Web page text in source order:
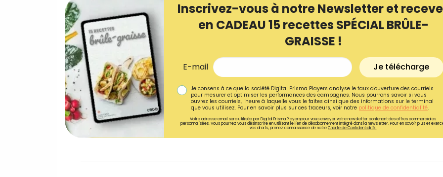
Inscrivez-vous à notre Newsletter et
en CADEAU 15 recettes SPÉCIAL BRÛLE-
GRAISSE !
E-mail Je télécharge
Je consens à ce que la société Digital Prisma Players analyse le taux d'ouverture des courriels
pour mesurer et optimiser les performances des campagnes. Nous pourrons savoir si vous
ouvrez les courriels, l'heure à laquelle vous le faites ainsi que des informations sur le terminal
que vous utilisez. Pour en savoir plus sur ces traceurs, voir notre politique de confidentialité.
Votre adresse email sera utilisée par Digital Prisma Playerspour vous envoyer votre newsletter contenant des offres commerciales
personnalisées. Vous pourrez vous désinscrire en utilisant le lien de désabonnement intégré dans la newsletter. Pour en savoir plus et
vos droits, prenez connaissance de notreCharte de Confidentialité.